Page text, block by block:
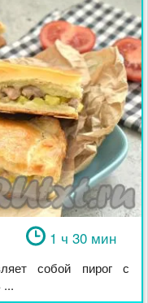
1 ч 30 мин
собой пирог с
...